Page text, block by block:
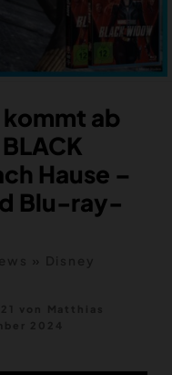
ab
Hause –
Blu-ray-